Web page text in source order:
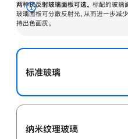
两种抗反射玻璃面板可选。 标配的玻璃
玻璃面板可分散反射光，从而进一步减
持出色画质。
展
开
标准玻璃
纳米纹理玻璃